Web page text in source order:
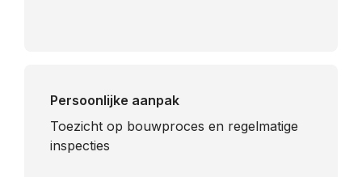
Persoonlijke aanpak
Toezicht op bouwproces en regelmatige
inspecties